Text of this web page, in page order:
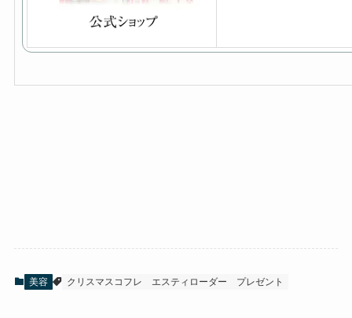
美容 クリスマスコフレ エスティローダー プレゼント